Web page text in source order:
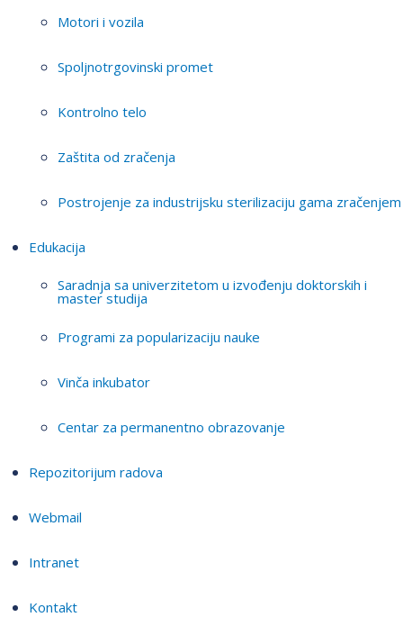
Motori i vozila
Spoljnotrgovinski promet
Kontrolno telo
Zaštita od zračenja
Postrojenje za industrijsku sterilizaciju gama zračenjem
Edukacija
Saradnja sa univerzitetom u izvođenju doktorskih i
master studija
Programi za popularizaciju nauke
Vinča inkubator
Centar za permanentno obrazovanje
Repozitorijum radova
Webmail
Intranet
Kontakt